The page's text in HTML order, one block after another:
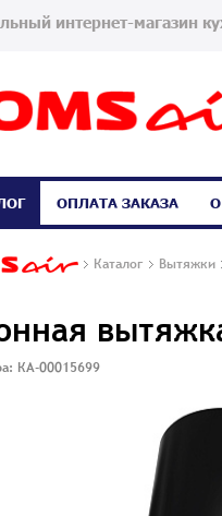
интернет-магазин
Каталог Вытяжки
КА-00015699
ОПЛАТА ЗАКАЗА